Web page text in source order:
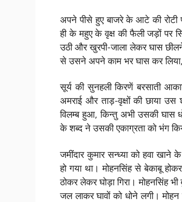
अपने पीसे हुए बाजरे के आटे की रोटी
ही के महुए के वृक्ष की फैली जड़ों पर
उठी और खुरपी-जाला लेकर घास
से उसने अपने काम भर घास कर
सूर्य की सुनहली किरणें बरसाती
अमराई और ताड़-वृक्षों की छाया
विलम्ब हुआ, किन्तु अभी उसकी घास
के शब्द ने उसकी एकाग्रता को भंग
जमींदार कुमार सन्ध्या को हवा खाने
हो गया था। मोहनसिंह से बेकाबू
ठोकर लेकर घोड़ा गिरा। मोहनसिंह
जल लाकर घावों को धोने लगी।